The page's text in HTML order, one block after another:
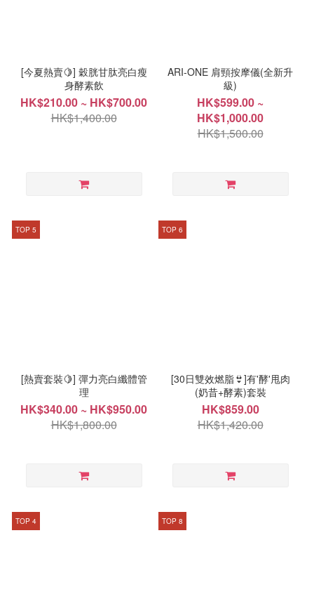
[今夏熱賣🍋] 穀胱甘肽亮白瘦
身酵素飲
HK$210.00 ~ HK$700.00
HK$1,400.00
ARI-ONE 肩頸按摩儀(全新升
級)
HK$599.00 ~
HK$1,000.00
HK$1,500.00
TOP 5
[熱賣套裝🍋] 彈力亮白纖體管
理
HK$340.00 ~ HK$950.00
HK$1,800.00
TOP 6
[30日雙效燃脂👙]有'酵'甩肉
(奶昔+酵素)套裝
HK$859.00
HK$1,420.00
TOP 4 TOP 8